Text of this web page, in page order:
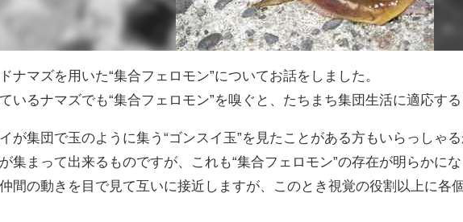
ナマズを用いた“集合フェロモン”についてお話をしました。
いるナマズでも“集合フェロモン”を嗅ぐと、たちまち集団生活に適応する
が集団で玉のように集う“ゴンスイ玉”を見たことがある方もいらっしゃる
集まって出来るものですが、これも“集合フェロモン”の存在が明らかにな
間の動きを目で見て互いに接近しますが、このとき視覚の役割以上に各